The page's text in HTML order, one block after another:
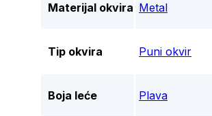
Materijal okvira Metal
Tip okvira Puni okvir
Boja leće Plava